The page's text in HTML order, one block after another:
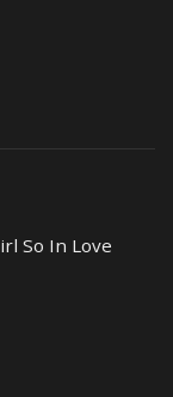
So In Love